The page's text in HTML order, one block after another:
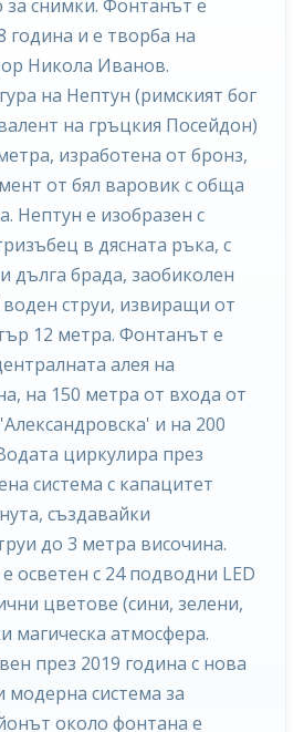
за снимки. Фонтанът е
година и е творба на
Никола Иванов.
на Нептун (римският бог
на гръцкия Посейдон)
изработена от бронз,
от бял варовик с обща
Нептун е изобразен с
в дясната ръка, с
дълга брада, заобиколен
струи, извиращи от
12 метра. Фонтанът е
алея на
на 150 метра от входа от
и на 200
циркулира през
система с капацитет
създавайки
до 3 метра височина.
осветен с 24 подводни LED
цветове (сини, зелени,
магическа атмосфера.
през 2019 година с нова
модерна система за
около фонтана е